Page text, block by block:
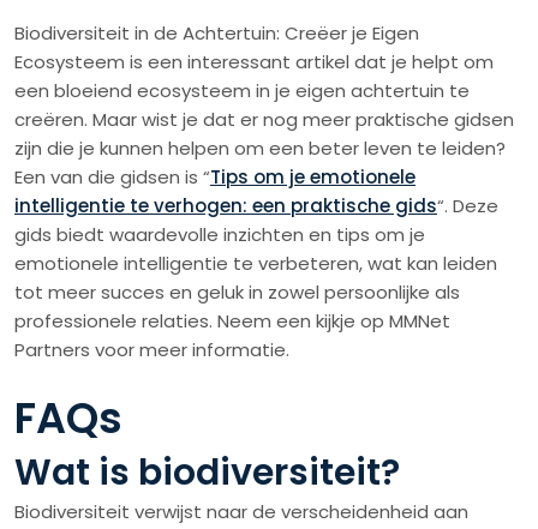
Biodiversiteit in de Achtertuin: Creëer je Eigen
Ecosysteem is een interessant artikel dat je helpt om
een bloeiend ecosysteem in je eigen achtertuin te
creëren. Maar wist je dat er nog meer praktische gidsen
zijn die je kunnen helpen om een beter leven te leiden?
Een van die gidsen is “Tips om je emotionele
intelligentie te verhogen: een praktische gids“. Deze
gids biedt waardevolle inzichten en tips om je
emotionele intelligentie te verbeteren, wat kan leiden
tot meer succes en geluk in zowel persoonlijke als
professionele relaties. Neem een kijkje op MMNet
Partners voor meer informatie.
FAQs
Wat is biodiversiteit?
Biodiversiteit verwijst naar de verscheidenheid aan